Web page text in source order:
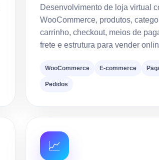
Desenvolvimento de loja virtual
WooCommerce, produtos,
carrinho, checkout, meios de
frete e estrutura para vender
WooCommerce E-commerce
Pedidos
📈